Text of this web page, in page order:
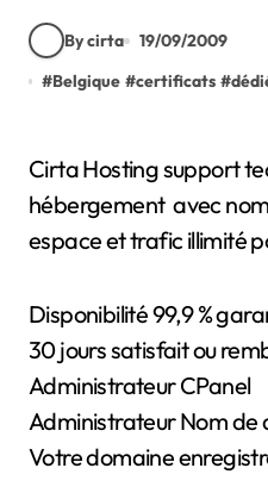
By cirta
19/09/2009
#Belgique #certificats #
Cirta Hosting support technique 7j/7,
hébergement avec
espace et trafic illimité
Disponibilité 99,9 %
30 jours satisfait ou
Administrateur CPanel
Administrateur Nom de
Votre domaine